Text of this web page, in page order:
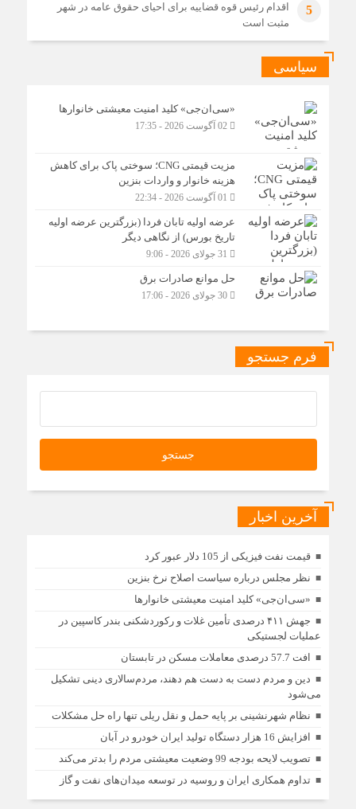
5
اقدام رئیس قوه قضاییه برای احیای حقوق عامه در شهر
مثبت است
سیاسی
«سی‌ان‌جی» کلید امنیت معیشتی خانوارها
02 آگوست 2026 - 17:35
مزیت قیمتی CNG؛ سوختی پاک برای کاهش
هزینه خانوار و واردات بنزین
عرضه اولیه تابان فردا (بزرگترین عرضه اولیه
تاریخ بورس) از نگاهی دیگر
حل موانع صادرات برق
30 جولای 2026 - 17:06
فرم جستجو
آخرین اخبار
قیمت نفت فیزیکی از 105 دلار عبور کرد
نظر مجلس درباره سیاست اصلاح نرخ بنزین
«سی‌ان‌جی» کلید امنیت معیشتی خانوارها
جهش ۴۱۱ درصدی تأمین غلات و ركوردشكنی بندر كاسپین در
عملیات لجستیكی
افت 57.7 درصدی معاملات مسکن در تابستان
دین و مردم دست به‌ دست هم دهند، مردم‌سالاری دینی تشکیل
می‌شود
نظام شهرنشینی بر پایه حمل و نقل ریلی تنها راه‌ حل مشکلات
افزایش 16 هزار دستگاه تولید ایران خودرو در آبان
تصویب لایحه بودجه 99 وضعیت معیشتی مردم را بدتر می‌کند
تداوم همکاری ایران و روسیه در توسعه میدان‌های نفت و گاز